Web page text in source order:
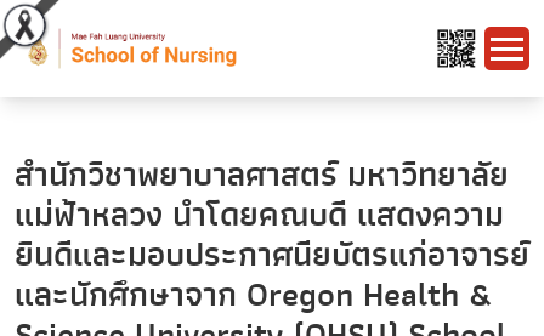
สำนักวิชาพยาบาลศาสตร์ มหาวิทยาลัย
แม่ฟ้าหลวง นำโดยคณบดี แสดงความ
ยินดีและมอบประกาศนียบัตรแก่อาจารย์
และนักศึกษาจาก Oregon Health &